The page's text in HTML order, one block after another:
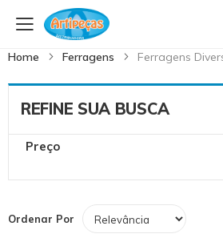
to
Home Ferragens Ferragens
Ordenar Por
REFINE SUA BUSCA
Preço